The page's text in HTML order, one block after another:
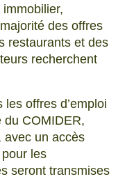
des offres
restaurants et des
recherchent
les offres d’emploi
du COMIDER,
avec un accès
les
seront transmises